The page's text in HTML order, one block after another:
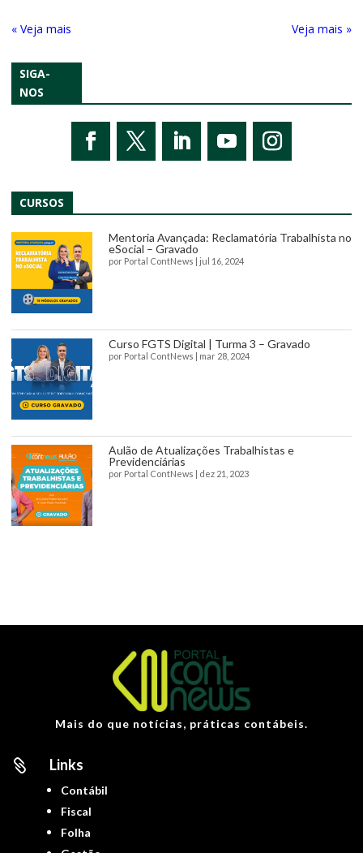
« Entradas Antigas Próximas Entradas »
SIGA-
NOS
CURSOS
Mentoria Avançada: Reclamatória Trabalhista no
eSocial – Gravado
por Portal ContNews jul 16, 2024
Curso FGTS Digital | Turma 3 – Gravado
por Portal ContNews mar 28, 2024
Aulão de Atualizações Trabalhistas e
Previdenciárias
por Portal ContNews dez 21, 2023
Mais do que notícias, práticas contábeis.
 Links
Contábil
Fiscal
Folha